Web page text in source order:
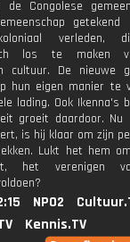
de Congolese
getekend
verleden,
los te maken
cultuur. De nieuwe
hun eigen manier te
lading. Ook Ikenna's
groeit daardoor. Nu
is hij klaar om zijn
Lukt het hem
het verenigen
NPO2
Kennis.TV